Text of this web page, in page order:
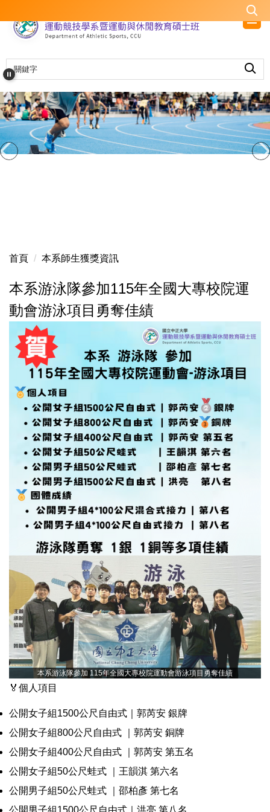
到
內
容
區
首頁 本系師生獲獎資訊
本系游泳隊參加115年全國大專校院運
動會游泳項目勇奪佳績
本系游泳隊參加 115年全國大專校院運動會游泳項目勇奪佳績
🏅個人項目
公開女子組1500公尺自由式｜郭芮安 銀牌
公開女子組800公尺自由式 ｜郭芮安 銅牌
公開女子組400公尺自由式 ｜郭芮安 第五名
公開女子組50公尺蛙式 ｜王韻淇 第六名
公開男子組50公尺蛙式 ｜邵柏彥 第七名
公開男子組1500公尺自由式｜洪亮 第八名